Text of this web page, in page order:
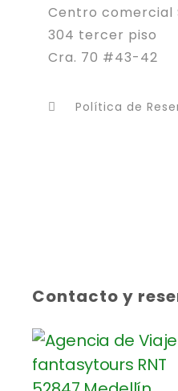
Centro comercial
304 tercer piso
Cra. 70 #43-42
Política de
Contacto y